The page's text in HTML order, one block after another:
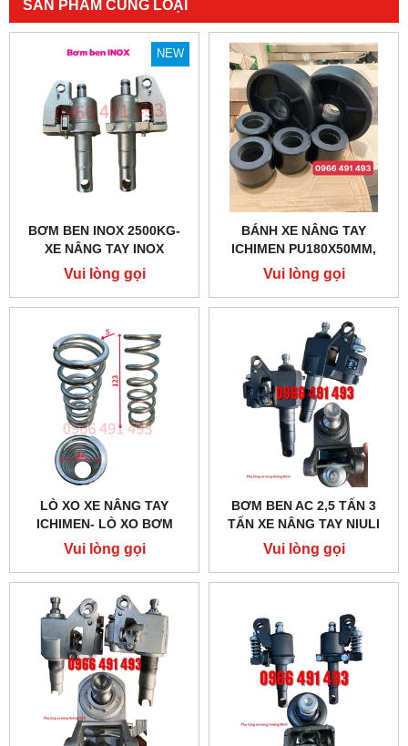
SẢN PHẨM CÙNG LOẠI
NEW
BƠM BEN INOX 2500KG-
XE NÂNG TAY INOX
Vui lòng gọi
BÁNH XE NÂNG TAY
ICHIMEN PU180X50MM,
PU80X70MM CHÍNH HÃNG
Vui lòng gọi
LÒ XO XE NÂNG TAY
ICHIMEN- LÒ XO BƠM
Vui lòng gọi
BƠM BEN AC 2,5 TẤN 3
TẤN XE NÂNG TAY NIULI
Vui lòng gọi